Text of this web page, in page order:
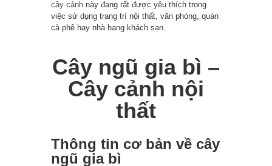
cây cảnh này đang rất được yêu thích trong
việc sử dụng trang trí nội thất, văn phòng, quán
cà phê hay nhà hang khách sạn.
Cây ngũ gia bì –
Cây cảnh nội
thất
Thông tin cơ bản về cây
ngũ gia bì